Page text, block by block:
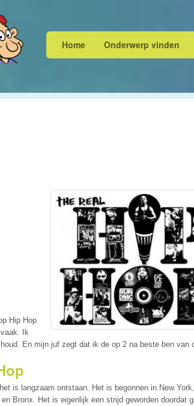
Home Onderwerp vinden
Hip Hop
Ik
En mijn juf zegt dat ik de op 2 na beste ben van
is langzaam ontstaan. Het is begonnen in New
Bronx. Het is eigenlijk een strijd geworden doordat